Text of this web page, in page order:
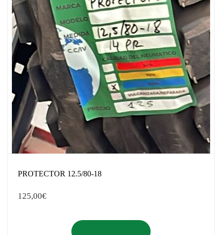
PROTECTOR 12.5/80-18
125,00€